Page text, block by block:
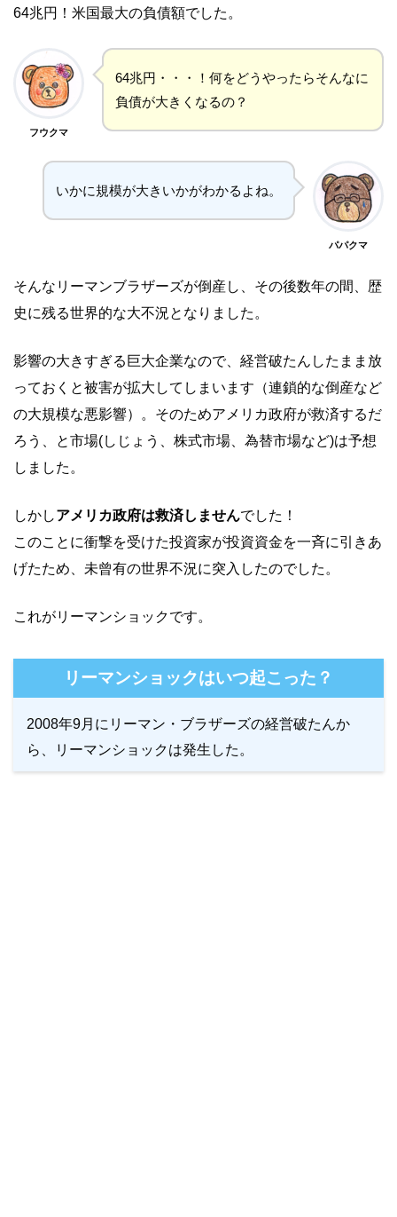
64兆円！米国最大の負債額でした。
フウクマ
64兆円・・・！何をどうやったらそんなに
負債が大きくなるの？
いかに規模が大きいかがわかるよね。
パパクマ
そんなリーマンブラザーズが倒産し、その後数年の間、歴
史に残る世界的な大不況となりました。
影響の大きすぎる巨大企業なので、経営破たんしたまま放
っておくと被害が拡大してしまいます（連鎖的な倒産など
の大規模な悪影響）。そのためアメリカ政府が救済するだ
ろう、と市場(しじょう、株式市場、為替市場など)は予想
しました。
しかしアメリカ政府は救済しませんでした！
このことに衝撃を受けた投資家が投資資金を一斉に引きあ
げたため、未曾有の世界不況に突入したのでした。
これがリーマンショックです。
リーマンショックはいつ起こった？
2008年9月にリーマン・ブラザーズの経営破たんか
ら、リーマンショックは発生した。